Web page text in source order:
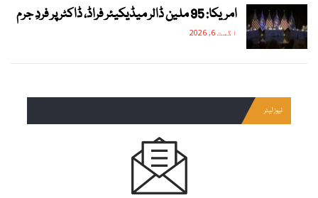
امریکا: 95 ملین ڈالر میڈیکیئر فراڈ، ڈاکٹر پر فردِ جرم
اگست 6, 2026
نیوز لیٹر